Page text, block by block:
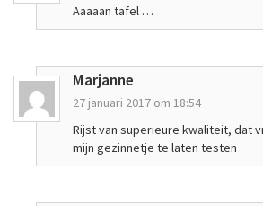
Aaaaan tafel …
Marjanne
27 januari 2017 om 18:54
Rijst van superieure kwaliteit, dat
mijn gezinnetje te laten testen